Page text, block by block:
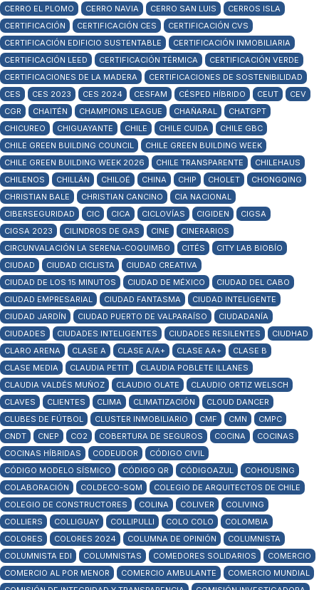
CERRO EL PLOMO
CERRO NAVIA CERRO SAN LUIS
CERROS ISLA
CERTIFICACIÓN
CERTIFICACIÓN CES
CERTIFICACIÓN CVS
CERTIFICACIÓN EDIFICIO SUSTENTABLE
CERTIFICACIÓN INMOBILIARIA
CERTIFICACIÓN LEED
CERTIFICACIÓN TÉRMICA
CERTIFICACIÓN VERDE
CERTIFICACIONES DE LA MADERA
CERTIFICACIONES DE SOSTENIBILIDAD
CES
CES 2023 CES 2024 CESFAM CÉSPED HÍBRIDO CEUT
CEV
CGR
CHAITÉN CHAMPIONS LEAGUE CHAÑARAL
CHATGPT
CHICUREO
CHIGUAYANTE CHILE CHILE CUIDA
CHILE GBC
CHILE GREEN BUILDING COUNCIL
CHILE GREEN BUILDING WEEK
CHILE GREEN BUILDING WEEK 2026
CHILE TRANSPARENTE
CHILEHAUS
CHILENOS
CHILLÁN CHILOÉ CHINA CHIP CHOLET
CHONGQING
CHRISTIAN BALE
CHRISTIAN CANCINO
CIA NACIONAL
CIBERSEGURIDAD
CIC CICA CICLOVÍAS CIGIDEN
CIGSA
CIGSA 2023
CILINDROS DE GAS CINE
CINERARIOS
CIRCUNVALACIÓN LA SERENA-COQUIMBO
CITÉS
CITY LAB BIOBÍO
CIUDAD
CIUDAD CICLISTA
CIUDAD CREATIVA
CIUDAD DE LOS 15 MINUTOS
CIUDAD DE MÉXICO
CIUDAD DEL CABO
CIUDAD EMPRESARIAL
CIUDAD FANTASMA
CIUDAD INTELIGENTE
CIUDAD JARDÍN
CIUDAD PUERTO DE VALPARAÍSO
CIUDADANÍA
CIUDADES
CIUDADES INTELIGENTES CIUDADES RESILENTES
CIUDHAD
CLARO ARENA
CLASE A CLASE A/A+ CLASE AA+
CLASE B
CLASE MEDIA
CLAUDIA PETIT
CLAUDIA POBLETE ILLANES
CLAUDIA VALDÉS MUÑOZ
CLAUDIO OLATE
CLAUDIO ORTIZ WELSCH
CLAVES
CLIENTES CLIMA CLIMATIZACIÓN
CLOUD DANCER
CLUBES DE FÚTBOL
CLUSTER INMOBILIARIO CMF CMN
CMPC
CNDT
CNEP CO2 COBERTURA DE SEGUROS COCINA
COCINAS
COCINAS HÍBRIDAS
CODEUDOR
CÓDIGO CIVIL
CÓDIGO MODELO SÍSMICO
CÓDIGO QR CÓDIGOAZUL
COHOUSING
COLABORACIÓN
COLDECO-SQM
COLEGIO DE ARQUITECTOS DE CHILE
COLEGIO DE CONSTRUCTORES
COLINA COLIVER
COLIVING
COLLIERS
COLLIGUAY COLLIPULLI COLO COLO
COLOMBIA
COLORES
COLORES 2024 COLUMNA DE OPINIÓN
COLUMNISTA
COLUMNISTA EDI
COLUMNISTAS COMEDORES SOLIDARIOS
COMERCIO
COMERCIO AL POR MENOR
COMERCIO AMBULANTE
COMERCIO MUNDIAL